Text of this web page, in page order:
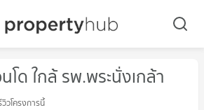
โด ใกล้ รพ.พระนั่งเกล้า
วิวโครงการนี้